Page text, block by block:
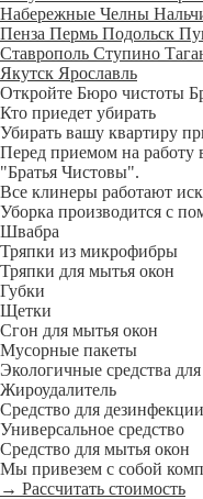
Набережные Челны
Пенза Пермь Подольск
Ставрополь Ступино
Якутск Ярославль
Откройте Бюро чистоты
Кто приедет убирать
Убирать вашу квартиру
Перед приемом на работу
"Братья Чистовы".
Все клинеры работают
Уборка производится с
Швабра
Тряпки из микрофибры
Тряпки для мытья окон
Губки
Щетки
Сгон для мытья окон
Мусорные пакеты
Экологичные средства
Жироудалитель
Средство для дезинфекции
Универсальное средство
Средство для мытья окон
Мы привезем с собой
→ Рассчитать стоимость